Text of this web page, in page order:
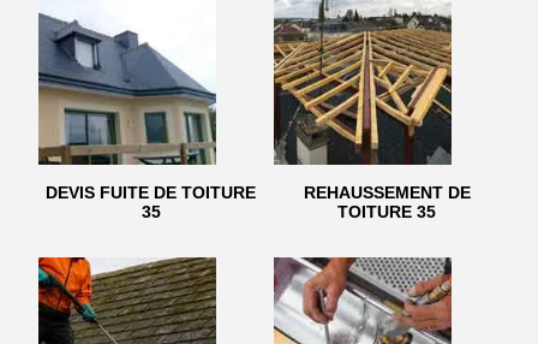
DEVIS FUITE DE TOITURE
35
REHAUSSEMENT DE
TOITURE 35